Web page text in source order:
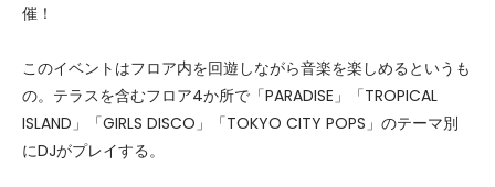
催！
このイベントはフロア内を回遊しながら音楽を楽しめるというも
の。テラスを含むフロア4か所で「PARADISE」「TROPICAL
ISLAND」「GIRLS DISCO」「TOKYO CITY POPS」のテーマ別
にDJがプレイする。